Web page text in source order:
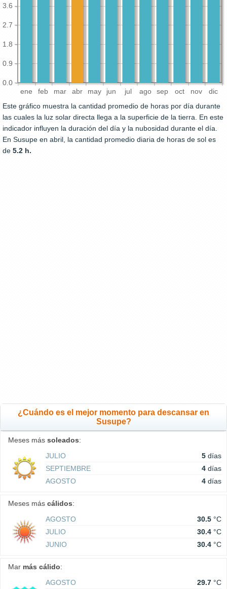
ene feb mar abr may jun jul ago sep oct nov dic
0.0
0.9
1.8
2.7
3.6
Este gráfico muestra la cantidad promedio de horas por día durante
las cuales la luz solar directa llega a la superficie de la tierra. En este
indicador influyen la duración del día y la nubosidad durante el día.
En Susupe en abril, la cantidad promedio diaria de horas de sol es
de 5.2 h.
¿Cuándo es el mejor momento para descansar en
Susupe?
Meses más soleados:
JULIO
5 días
SEPTIEMBRE
4 días
AGOSTO
4 días
Meses más cálidos:
AGOSTO
30.5 °C
JULIO
30.4 °C
JUNIO
30.4 °C
Mar más cálido:
AGOSTO
29.7 °C